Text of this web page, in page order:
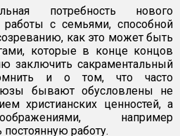
потребность нового
работы с семьями, способной
как это может быть
которые в конце концов
заключить сакраментальный
и о том, что часто
бывают обусловлены не
христианских ценностей, а
например
работу.